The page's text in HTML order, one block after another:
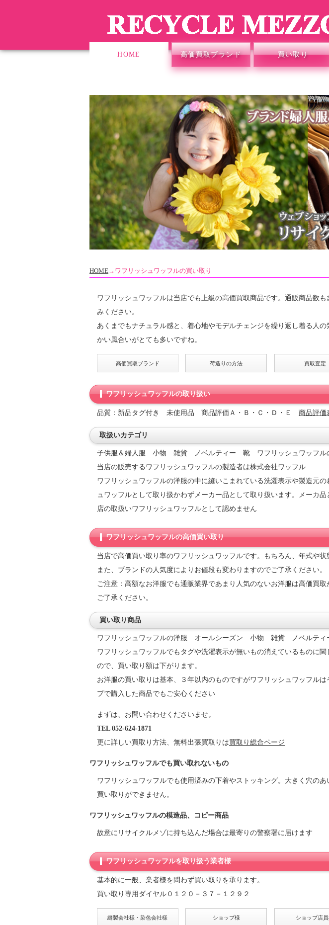
HOME 高価買取ブランド 買い取り
HOME→ワフリッシュワッフルの買い取り
ワフリッシュワッフルは当店でも上級の高価買取商品です。通販商品数
みください。
あくまでもナチュラル感と、着心地やモデルチェンジを繰り返し着る人
かい風合いがとても多いですね。
高価買取ブランド 荷造りの方法 買取査定
ワフリッシュワッフルの取り扱い
品質：新品タグ付き 未使用品 商品評価Ａ・Ｂ・Ｃ・Ｄ・Ｅ 商品評価
取扱いカテゴリ
子供服＆婦人服 小物 雑貨 ノベルティー 靴 ワフリッシュワッフルの
当店の販売するワフリッシュワッフルの製造者は株式会社ワッフル
ワフリッシュワッフルの洋服の中に縫いこまれている洗濯表示や製造元
ュワッフルとして取り扱かわずメーカー品として取り扱います。メーカ
店の取扱いワフリッシュワッフルとして認めません
ワフリッシュワッフルの高価買い取り
当店で高価買い取り率のワフリッシュワッフルです。もちろん、年式や状
また、ブランドの人気度によりお値段も変わりますのでご了承ください。
ご注意：高額なお洋服でも通販業界であまり人気のないお洋服は高価買
ご了承ください。
買い取り商品
ワフリッシュワッフルの洋服 オールシーズン 小物 雑貨 ノベルティ
ワフリッシュワッフルでもタグや洗濯表示が無いもの消えているものに
ので、買い取り額は下がります。
お洋服の買い取りは基本、３年以内のものですがワフリッシュワッフル
プで購入した商品でもご安心ください
まずは、お問い合わせくださいませ。
TEL 052-624-1871
更に詳しい買取り方法、無料出張買取りは買取り総合ページ
ワフリッシュワッフルでも買い取れないもの
ワフリッシュワッフルでも使用済みの下着やストッキング。大きく穴の
買い取りができません。
ワフリッシュワッフルの模造品、コピー商品
故意にリサイクルメゾに持ち込んだ場合は最寄りの警察署に届けます
ワフリッシュワッフルを取り扱う業者様
基本的に一般、業者様を問わず買い取りを承ります。
買い取り専用ダイヤル０１２０－３７－１２９２
縫製会社様・染色会社様 ショップ様 ショップ店